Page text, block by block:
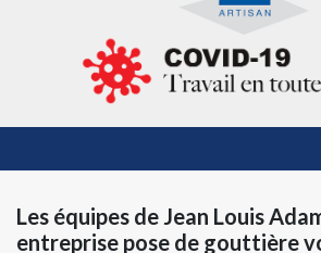
Les équipes de Jean Louis
entreprise pose de gouttière